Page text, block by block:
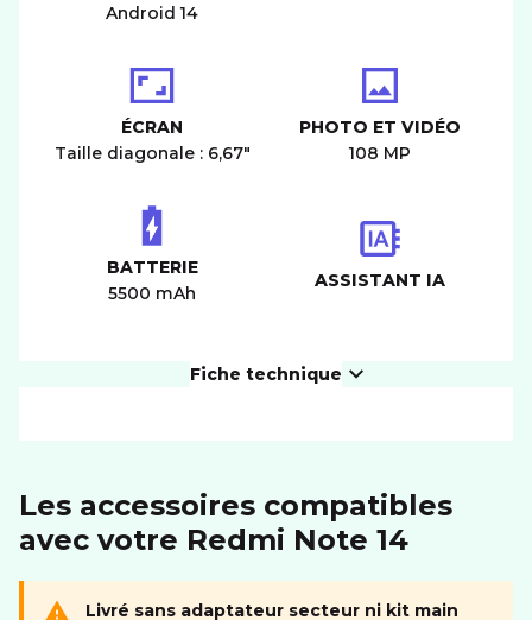
Android 14
ÉCRAN
Taille diagonale : 6,67"
PHOTO ET VIDÉO
108 MP
BATTERIE
5500 mAh
ASSISTANT IA
Fiche technique
Dimensions (LxIxH)
163.24*76.55*8.16 mm
Poids
Les accessoires compatibles
avec votre Redmi Note 14
Livré sans adaptateur secteur ni kit main